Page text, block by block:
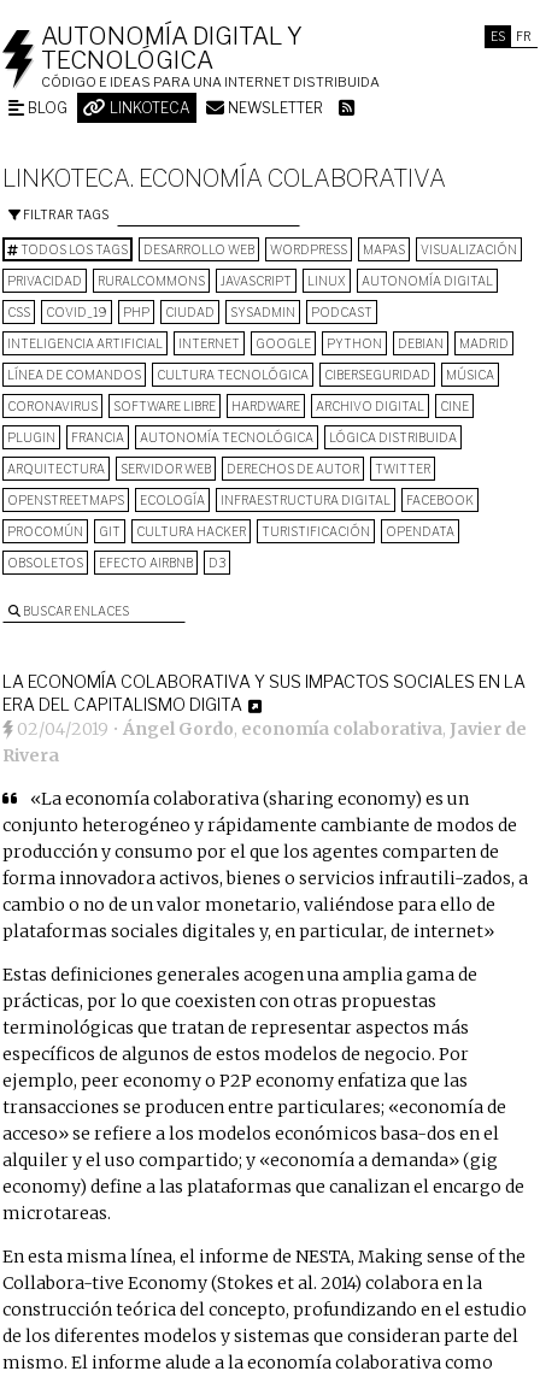
ES FR
AUTONOMÍA DIGITAL Y
TECNOLÓGICA
CÓDIGO E IDEAS PARA UNA INTERNET DISTRIBUIDA
BLOG LINKOTECA NEWSLETTER
LINKOTECA. ECONOMÍA COLABORATIVA
FILTRAR TAGS
TODOS LOS TAGS DESARROLLO WEB WORDPRESS MAPAS VISUALIZACIÓN
PRIVACIDAD RURALCOMMONS JAVASCRIPT LINUX AUTONOMÍA DIGITAL
CSS COVID_19 PHP CIUDAD SYSADMIN PODCAST
INTELIGENCIA ARTIFICIAL INTERNET GOOGLE PYTHON DEBIAN MADRID
LÍNEA DE COMANDOS CULTURA TECNOLÓGICA CIBERSEGURIDAD MÚSICA
CORONAVIRUS SOFTWARE LIBRE HARDWARE ARCHIVO DIGITAL CINE
PLUGIN FRANCIA AUTONOMÍA TECNOLÓGICA LÓGICA DISTRIBUIDA
ARQUITECTURA SERVIDOR WEB DERECHOS DE AUTOR TWITTER
OPENSTREETMAPS ECOLOGÍA INFRAESTRUCTURA DIGITAL FACEBOOK
PROCOMÚN GIT CULTURA HACKER TURISTIFICACIÓN OPENDATA
OBSOLETOS EFECTO AIRBNB D3
BUSCAR ENLACES
LA ECONOMÍA COLABORATIVA Y SUS IMPACTOS SOCIALES EN LA
ERA DEL CAPITALISMO DIGITA
02/04/2019 •Ángel Gordo, economía colaborativa, Javier de
Rivera
«La economía colaborativa (sharing economy) es un
conjunto heterogéneo y rápidamente cambiante de modos de
producción y consumo por el que los agentes comparten de
forma innovadora activos, bienes o servicios infrautili-zados, a
cambio o no de un valor monetario, valiéndose para ello de
plataformas sociales digitales y, en particular, de internet»
Estas definiciones generales acogen una amplia gama de
prácticas, por lo que coexisten con otras propuestas
terminológicas que tratan de representar aspectos más
específicos de algunos de estos modelos de negocio. Por
ejemplo, peer economy o P2P economy enfatiza que las
transacciones se producen entre particulares; «economía de
acceso» se refiere a los modelos económicos basa-dos en el
alquiler y el uso compartido; y «economía a demanda» (gig
economy) define a las plataformas que canalizan el encargo de
microtareas.
En esta misma línea, el informe de NESTA, Making sense of the
Collabora-tive Economy (Stokes et al. 2014) colabora en la
construcción teórica del concepto, profundizando en el estudio
de los diferentes modelos y sistemas que consideran parte del
mismo. El informe alude a la economía colaborativa como